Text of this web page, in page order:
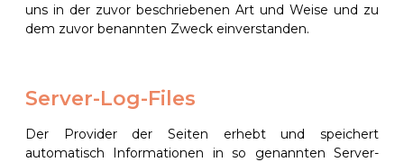
uns in der zuvor beschriebenen Art und Weise und zu
dem zuvor benannten Zweck einverstanden.
Server-Log-Files
Der Provider der Seiten erhebt und speichert
automatisch Informationen in so genannten Server-